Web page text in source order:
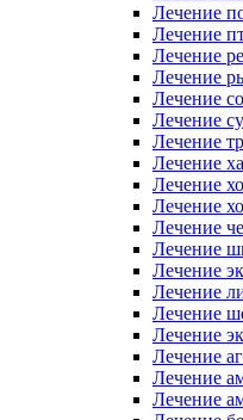
Лечение
Лечение
Лечение
Лечение
Лечение
Лечение
Лечение
Лечение
Лечение
Лечение
Лечение
Лечение
Лечение
Лечение
Лечение
Лечение
Лечение
Лечение
Лечение